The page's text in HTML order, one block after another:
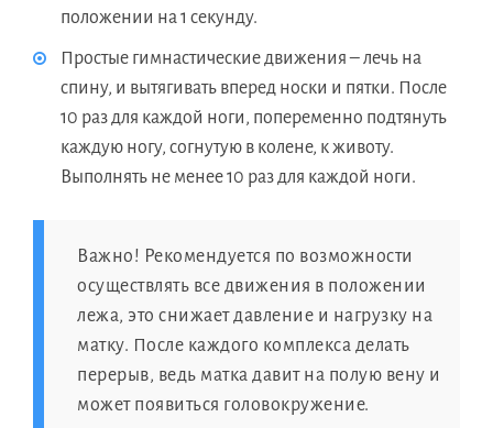
положении на 1 секунду.
Простые гимнастические движения – лечь на
спину, и вытягивать вперед носки и пятки. После
10 раз для каждой ноги, попеременно подтянуть
каждую ногу, согнутую в колене, к животу.
Выполнять не менее 10 раз для каждой ноги.
Важно! Рекомендуется по возможности
осуществлять все движения в положении
лежа, это снижает давление и нагрузку на
матку. После каждого комплекса делать
перерыв, ведь матка давит на полую вену и
может появиться головокружение.